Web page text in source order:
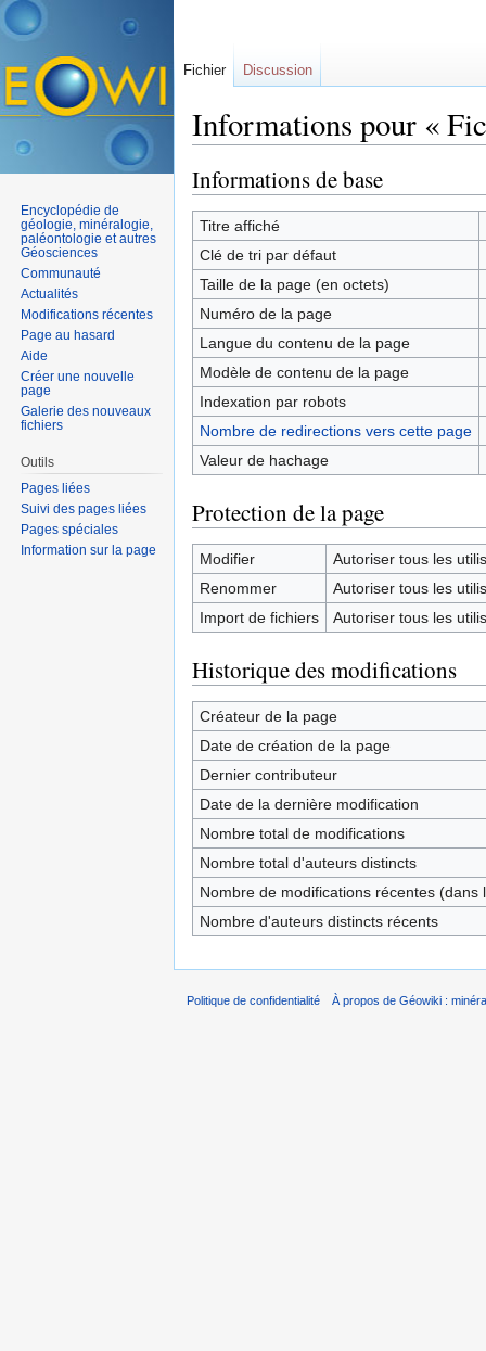
Informations pour «
Informations de base
Titre affiché
Clé de tri par défaut
Taille de la page (en octets)
Numéro de la page
Langue du contenu de la page
Modèle de contenu de la page
Indexation par robots
Nombre de redirections vers cette page
Valeur de hachage
Protection de la page
Modifier
Autoriser tous les
Renommer
Autoriser tous les
Import de fichiers
Autoriser tous les
Historique des modifications
Créateur de la page
Date de création de la page
Dernier contributeur
Date de la dernière modification
Nombre total de modifications
Nombre total d'auteurs distincts
Nombre de modifications récentes (dans
Nombre d'auteurs distincts récents
Fichier Discussion
Encyclopédie de
géologie, minéralogie,
paléontologie et autres
Géosciences
Communauté
Actualités
Modifications récentes
Page au hasard
Aide
Créer une nouvelle
page
Galerie des nouveaux
fichiers
Outils
Pages liées
Suivi des pages liées
Pages spéciales
Information sur la page
Politique de confidentialité À propos de Géowiki :